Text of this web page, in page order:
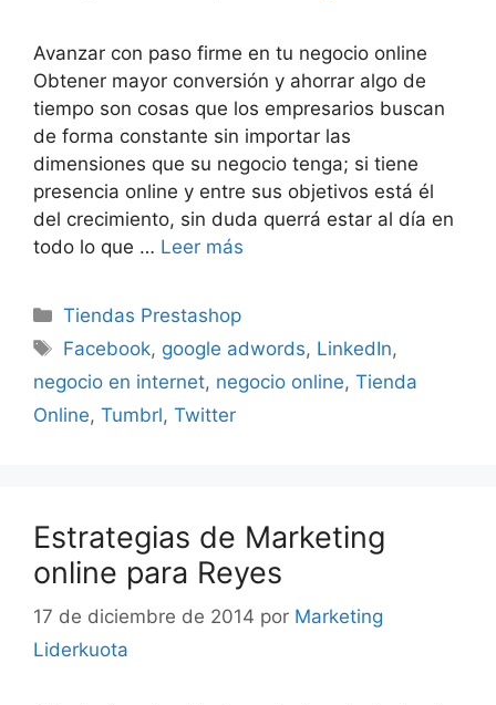
Avanzar con paso firme en tu negocio online
Obtener mayor conversión y ahorrar algo de
tiempo son cosas que los empresarios buscan
de forma constante sin importar las
dimensiones que su negocio tenga; si tiene
presencia online y entre sus objetivos está él
del crecimiento, sin duda querrá estar al día en
todo lo que … Leer más
Categorías
Tiendas Prestashop
Etiquetas
Facebook, google adwords, LinkedIn,
negocio en internet, negocio online, Tienda
Online, Tumbrl, Twitter
Estrategias de Marketing
online para Reyes
17 de diciembre de 2014 por Marketing
Liderkuota